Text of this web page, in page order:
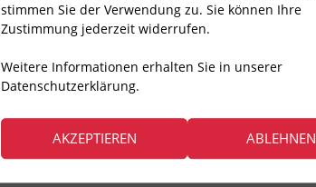
stimmen Sie der Verwendung zu. Sie können Ihre
Zustimmung jederzeit widerrufen.
Weitere Informationen erhalten Sie in unserer
Datenschutzerklärung.
AKZEPTIEREN ABLEHNEN